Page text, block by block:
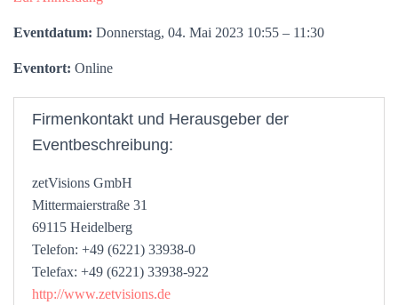
Eventdatum: Donnerstag, 04. Mai 2023 10:55 – 11:30
Eventort: Online
Firmenkontakt und Herausgeber der
Eventbeschreibung:
zetVisions GmbH
Mittermaierstraße 31
69115 Heidelberg
Telefon: +49 (6221) 33938-0
Telefax: +49 (6221) 33938-922
http://www.zetvisions.de